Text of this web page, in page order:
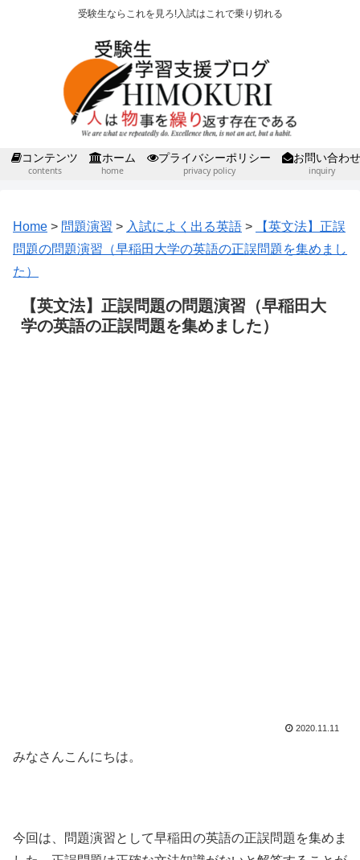
受験生ならこれを見ろ!入試はこれで乗り切れる
コンテンツ
contents
ホーム
home
プライバシーポリシー
privacy policy
お問い合わせ
inquiry
Home > 問題演習 > 入試によく出る英語 >
【英文法】正誤
問題の問題演習（早稲田大学の英語の正誤問題を集めまし
た）
【英文法】正誤問題の問題演習（早稲田大
学の英語の正誤問題を集めました）
2020.11.11
みなさんこんにちは。
今回は、問題演習として早稲田の英語の正誤問題を集めま